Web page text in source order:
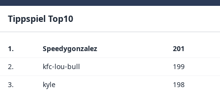
Tippspiel Top10
1. Speedygonzalez
201
2.
kfc-lou-bull
199
3.
kyle 198